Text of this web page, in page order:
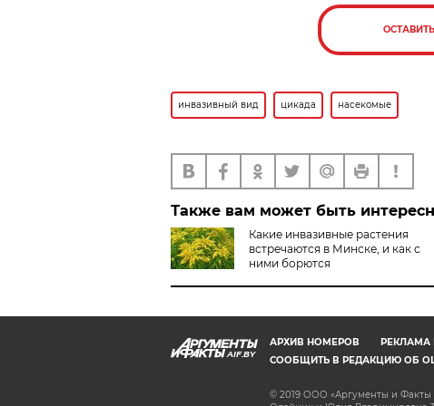
инвазивный вид цикада насекомые
Также вам может быть
Какие инвазивные растения
встречаются в Минске, и как с
ними борются
AIF.BY
АРХИВ НОМЕРОВ РЕКЛАМА
СООБЩИТЬ В РЕДАКЦИЮ ОБ
© 2019 ООО «Аргументы и Факты